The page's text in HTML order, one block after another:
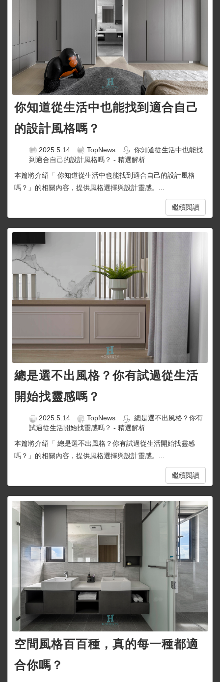
你知道從生活中也能找到適合自己
的設計風格嗎？
2025.5.14 TopNews
你知道從生活中也能找
到適合自己的設計風格嗎？ - 精選解析
本篇將介紹「 你知道從生活中也能找到適合自己的設計風格
嗎？」的相關內容，提供風格選擇與設計靈感。...
繼續閱讀
總是選不出風格？你有試過從生活
開始找靈感嗎？
2025.5.14 TopNews
總是選不出風格？你有
試過從生活開始找靈感嗎？ - 精選解析
本篇將介紹「 總是選不出風格？你有試過從生活開始找靈感
嗎？」的相關內容，提供風格選擇與設計靈感。...
繼續閱讀
空間風格百百種，真的每一種都適
合你嗎？